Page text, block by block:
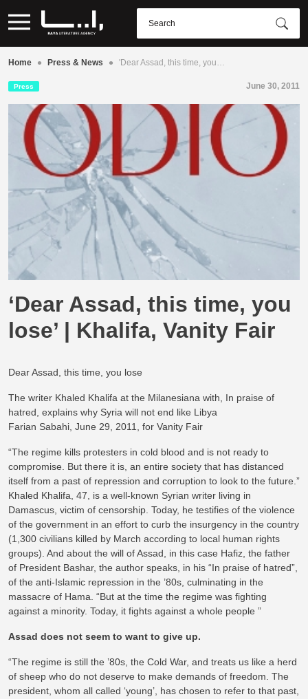
Home • Press & News • 'Dear Assad, this time, you…
Press June 30, 2011
‘Dear Assad, this time, you
lose’ | Khalifa, Vanity Fair
Dear Assad, this time, you lose
The writer Khaled Khalifa at the Milanesiana with, In praise of
hatred, explains why Syria will not end like Libya
Farian Sabahi, June 29, 2011, for Vanity Fair
“The regime kills protesters in cold blood and is not ready to
compromise. But there it is, an entire society that has distanced
itself from a past of repression and corruption to look to the future.”
Khaled Khalifa, 47, is a well-known Syrian writer living in
Damascus, victim of censorship. Today, he testifies of the violence
of the government in an effort to curb the insurgency in the country
(1,300 civilians killed by March according to local human rights
groups). And about the will of Assad, in this case Hafiz, the father
of President Bashar, the author speaks, in his “In praise of hatred”,
of the anti-Islamic repression in the ’80s, culminating in the
massacre of Hama. “But at the time the regime was fighting
against a minority. Today, it fights against a whole people ”
Assad does not seem to want to give up.
“The regime is still the ’80s, the Cold War, and treats us like a herd
of sheep who do not deserve to make demands of freedom. The
president, whom all called ‘young’, has chosen to refer to that past,